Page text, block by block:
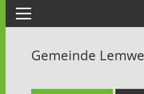
Toggle navigation
Gemeinde